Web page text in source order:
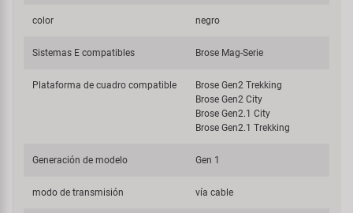
color negro
Sistemas E compatibles Brose Mag-Serie
Plataforma de cuadro compatible
Brose Gen2 Trekking
Brose Gen2 City
Brose Gen2.1 City
Brose Gen2.1 Trekking
Generación de modelo Gen 1
modo de transmisión vía cable